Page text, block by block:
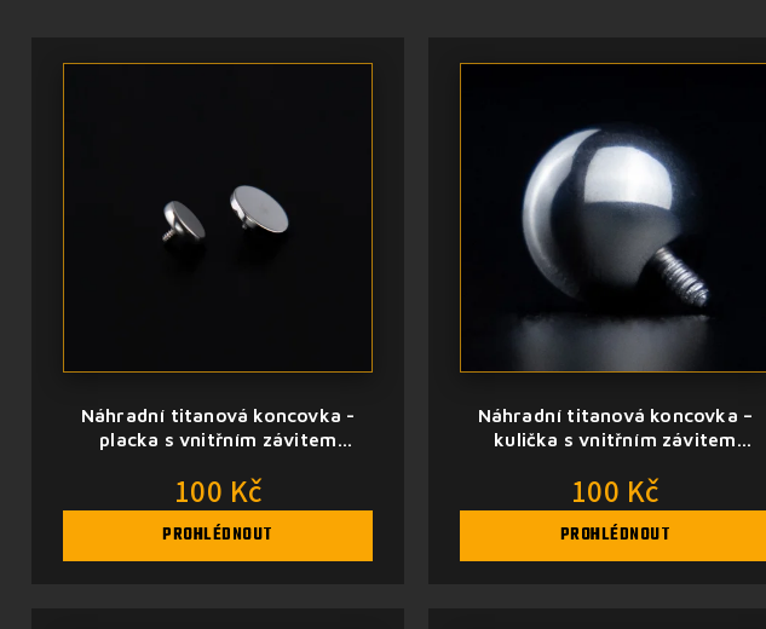
Náhradní titanová koncovka -
placka s vnitřním závitem
100 Kč
PROHLÉDNOUT
Náhradní titanová koncovka –
kulička s vnitřním závitem
100 Kč
PROHLÉDNOUT